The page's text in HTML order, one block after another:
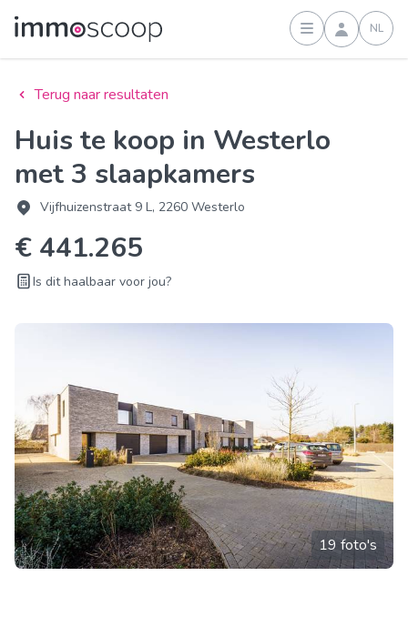
Inloggen
NL
Terug naar resultaten
Huis te koop in Westerlo
met 3 slaapkamers
Vijfhuizenstraat 9 L, 2260 Westerlo
€ 441.265
Is dit haalbaar voor jou?
19 foto's